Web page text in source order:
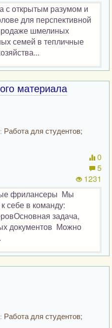
с открытым разумом и
для перспективной
шмелиных
семей в тепличные
материала
Работа для студентов;
0
5
1231
фрилансеры Мы
себе в команду:
задача,
документов Можно
Работа для студентов;